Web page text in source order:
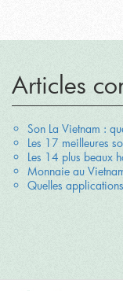
Articles
Son La Vietnam :
Les 17 meilleures
Les 14 plus beaux
Monnaie au
Quelles